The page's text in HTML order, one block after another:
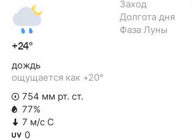
+24°
дождь
ощущается как +20°
754 мм рт. ст.
77%
7 м/с С
0
Заход
Долгота дня
Фаза Луны